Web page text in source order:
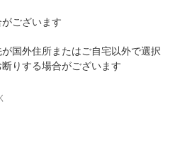
ございます
国外住所またはご自宅以外で選択
りする場合がございます